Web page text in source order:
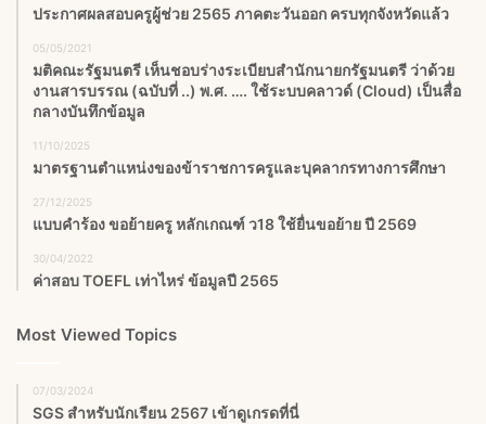
ประกาศผลสอบครูผู้ช่วย 2565 ภาคตะวันออก ครบทุกจังหวัดแล้ว
05/05/2021
มติคณะรัฐมนตรี เห็นชอบร่างระเบียบสำนักนายกรัฐมนตรี ว่าด้วย
งานสารบรรณ (ฉบับที่ ..) พ.ศ. …. ใช้ระบบคลาวด์ (Cloud) เป็นสื่อ
กลางบันทึกข้อมูล
11/10/2025
มาตรฐานตำแหน่งของข้าราชการครูและบุคลากรทางการศึกษา
27/12/2025
แบบคำร้อง ขอย้ายครู หลักเกณฑ์ ว18 ใช้ยื่นขอย้าย ปี 2569
30/04/2022
ค่าสอบ TOEFL เท่าไหร่ ข้อมูลปี 2565
Most Viewed Topics
07/03/2024
SGS สําหรับนักเรียน 2567 เข้าดูเกรดที่นี่